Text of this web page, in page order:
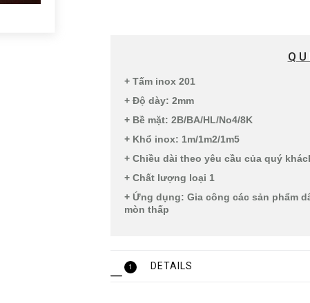
+ Tấm inox 201
+ Độ dày: 2mm
+ Bề mặt: 2B/BA/HL/No4/8K
+ Khổ inox: 1m/1m2/1m5
+ Chiều dài theo yêu cầu của quý
+ Chất lượng loại 1
+ Ứng dụng: Gia công các sản phẩm
mòn thấp
1 DETAILS